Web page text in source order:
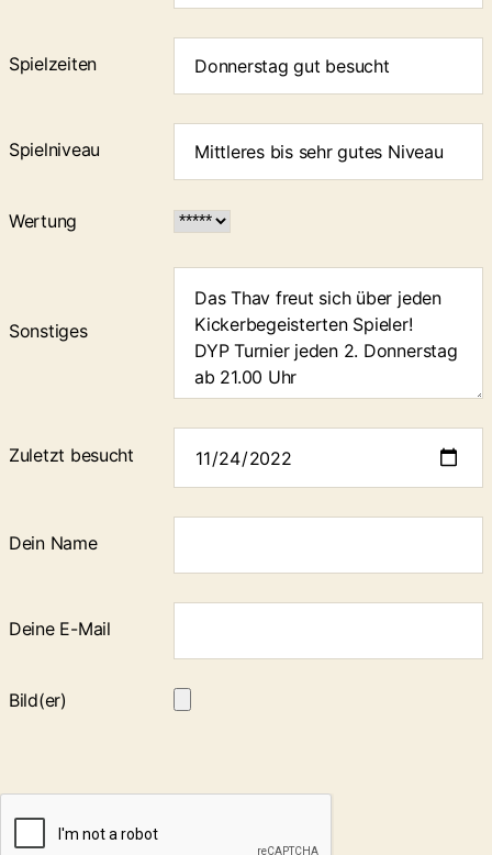
Spielzeiten
Spielniveau
Wertung
Sonstiges
Zuletzt besucht
Dein Name
Deine E-Mail
Bild(er)